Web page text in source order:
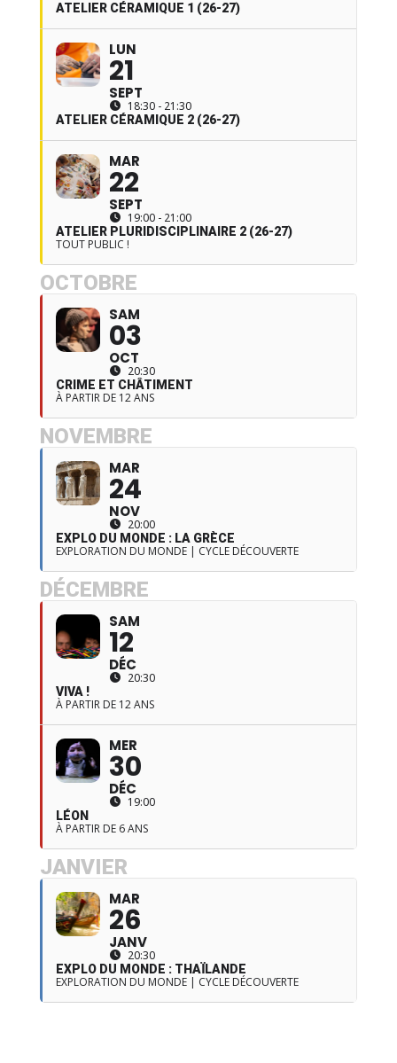
ATELIER CÉRAMIQUE 1 (26-27)
LUN
21
SEPT
18:30 - 21:30
ATELIER CÉRAMIQUE 2 (26-27)
MAR
22
SEPT
19:00 - 21:00
ATELIER PLURIDISCIPLINAIRE 2 (26-27)
TOUT PUBLIC !
OCTOBRE
SAM
03
OCT
20:30
CRIME ET CHÂTIMENT
À PARTIR DE 12 ANS
NOVEMBRE
MAR
24
NOV
20:00
EXPLO DU MONDE : LA GRÈCE
EXPLORATION DU MONDE | CYCLE DÉCOUVERTE
DÉCEMBRE
SAM
12
DÉC
20:30
VIVA !
À PARTIR DE 12 ANS
MER
30
DÉC
19:00
LÉON
À PARTIR DE 6 ANS
JANVIER
MAR
26
JANV
20:30
EXPLO DU MONDE : THAÏLANDE
EXPLORATION DU MONDE | CYCLE DÉCOUVERTE